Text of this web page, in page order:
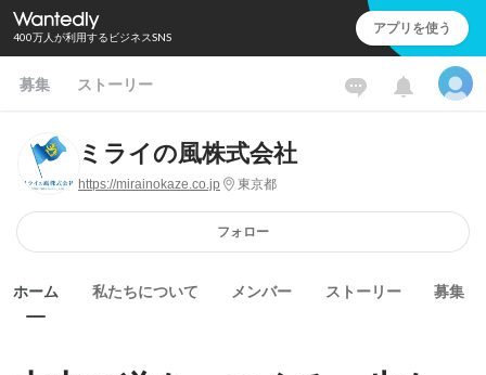
400万人が利用するビジネスSNS アプリを使う
募集 ストーリー
ミライの風株式会社
https://mirainokaze.co.jp 東京都
フォロー
ホーム 私たちについて メンバー ストーリー 募集